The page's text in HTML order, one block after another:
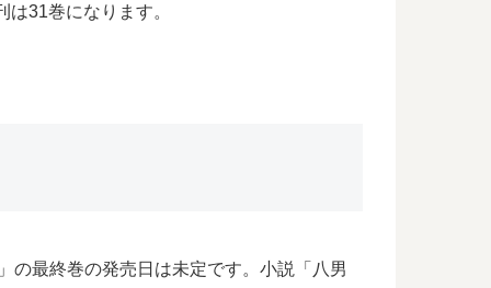
31巻になります。
の最終巻の発売日は未定です。小説「八男